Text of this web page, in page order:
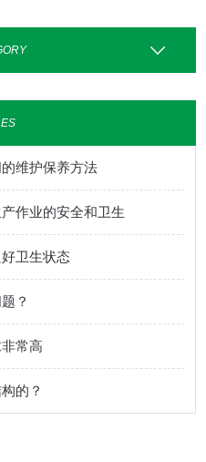
维护保养方法
作业的安全和卫生
卫生状态
？
常高
的？